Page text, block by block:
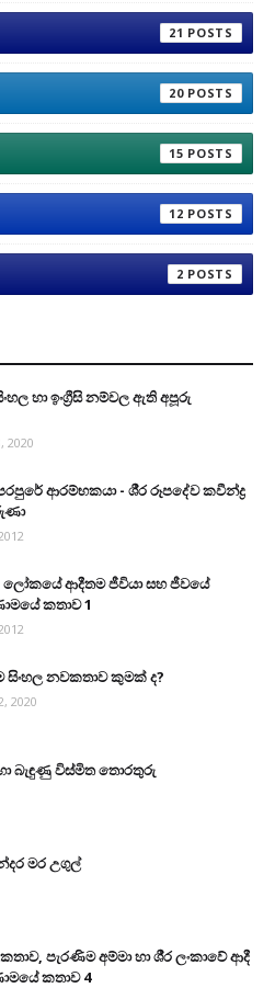
21
20
15
12
2
හා ඉංග්‍රීසි නම්වල ඇති අපූරු
2020
ආරම්භකයා - ශී‍්‍ර රූපදේව කවීන්ද්‍ර
ලෝකයේ ආදීතම ජීවියා සහ ජීවයේ
කතාව 1
සිංහල නවකතාව කුමක් ද?
2020
බැඳුණු විස්මිත තොරතුරු
මර උගුල්
පැරණිම අම්මා හා ශී‍්‍ර ලංකාවේ ආදී
කතාව 4